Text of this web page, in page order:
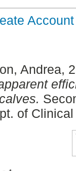
Account
Andrea,
of